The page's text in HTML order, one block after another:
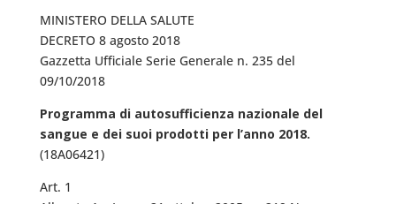
MINISTERO DELLA SALUTE
DECRETO 8 agosto 2018
Gazzetta Ufficiale Serie Generale n. 235 del
09/10/2018
Programma di autosufficienza nazionale del
sangue e dei suoi prodotti per l’anno 2018.
(18A06421)
Art. 1